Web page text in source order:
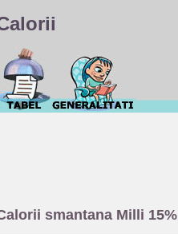
smantana Milli 15%